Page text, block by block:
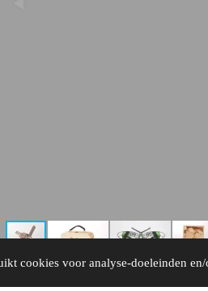
cookies voor analyse-doeleinden
© 2023 - 2026 Van Deelen Graveer